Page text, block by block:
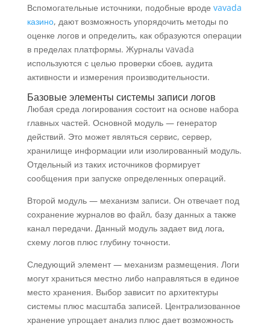
Вспомогательные источники, подобные вроде vavada
казино, дают возможность упорядочить методы по
оценке логов и определить, как образуются операции
в пределах платформы. Журналы vavada
используются с целью проверки сбоев, аудита
активности и измерения производительности.
Базовые элементы системы записи логов
Любая среда логирования состоит на основе набора
главных частей. Основной модуль — генератор
действий. Это может являться сервис, сервер,
хранилище информации или изолированный модуль.
Отдельный из таких источников формирует
сообщения при запуске определенных операций.
Второй модуль — механизм записи. Он отвечает под
сохранение журналов во файл, базу данных а также
канал передачи. Данный модуль задает вид лога,
схему логов плюс глубину точности.
Следующий элемент — механизм размещения. Логи
могут храниться местно либо направляться в единое
место хранения. Выбор зависит по архитектуры
системы плюс масштаба записей. Централизованное
хранение упрощает анализ плюс дает возможность